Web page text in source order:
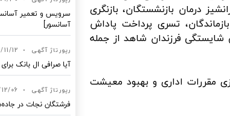
توسعه دامنه شمول آن، کاهش ۵ درصدی فرانشیز درمان بازنشستگان، بازنگری
درصد مستمری به تک بازماندگان، تسری پرداخت پاداش
شایستگی فرزندان شاهد از جمله
مقررات اداری و بهبود معیشت
سرویس و تعمیر
آسانسور]
رپورتاژ آگهی •
12
آیا صرافی ال بانک
رپورتاژ آگهی •
06
فرشتگان نجات در جاده‌ها؛ خدمات ۲۴